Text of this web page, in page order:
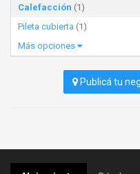
Calefacción (1)
Pileta cubierta (1)
Más opciones
Publicá tu